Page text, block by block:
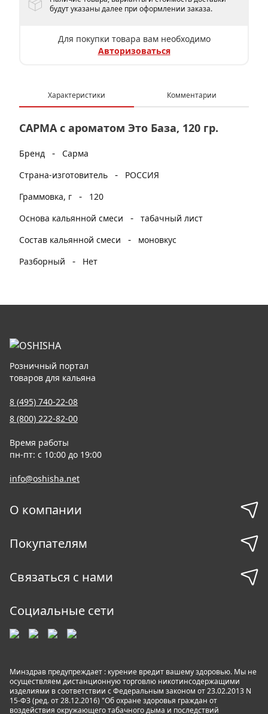
будут указаны далее при оформлении заказа.
Для покупки товара вам необходимо
Авторизоваться
Характеристики Комментарии
САРМА с ароматом Это База, 120 гр.
Бренд -
Сарма
Страна-изготовитель
-
РОССИЯ
Граммовка, г
-
120
Основа кальянной смеси
- табачный лист
Состав кальянной смеси
-
моновкус
Разборный
- Нет
Розничный портал
товаров для кальяна
8 (495) 740-22-08
8 (800) 222-82-00
Время работы
пн-пт: с 10:00 до 19:00
info@oshisha.net
О компании
Покупателям
Связаться с нами
Социальные сети
Минздрав предупреждает : курение вредит вашему здоровью. Мы не
осуществляем дистанционную торговлю никотинсодержащими
изделиями в соответствии с Федеральным законом от 23.02.2013 N
15-ФЗ (ред. от 28.12.2016) "Об охране здоровья граждан от
воздействия окружающего табачного дыма и последствий